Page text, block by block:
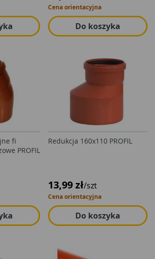
Cena orientacyjna
Do koszyka
fi
PROFIL
Redukcja 160x110 PROFIL
13,99 zł/szt
Cena orientacyjna
Do koszyka